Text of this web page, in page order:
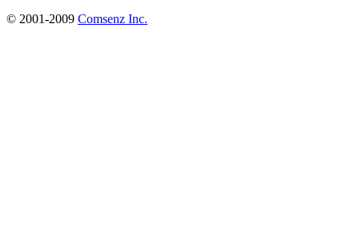
© 2001-2009 Comsenz Inc.